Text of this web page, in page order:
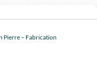
Pierre – Fabrication